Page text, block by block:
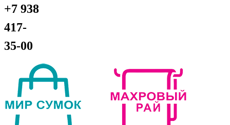
+7 938
417-
35-00